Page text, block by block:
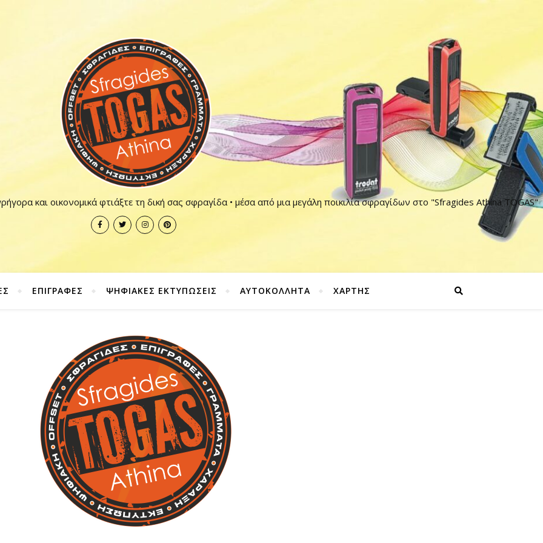
και οικονομικά φτιάξτε τη δική σας σφραγίδα • μέσα από μια μεγάλη ποικιλία σφραγίδων στο "Sfragides Athina TOGAS"
ΕΠΙΓΡΑΦΕΣ ΨΗΦΙΑΚΕΣ ΕΚΤΥΠΩΣΕΙΣ ΑΥΤΟΚΟΛΛΗΤΑ ΧΑΡΤΗΣ